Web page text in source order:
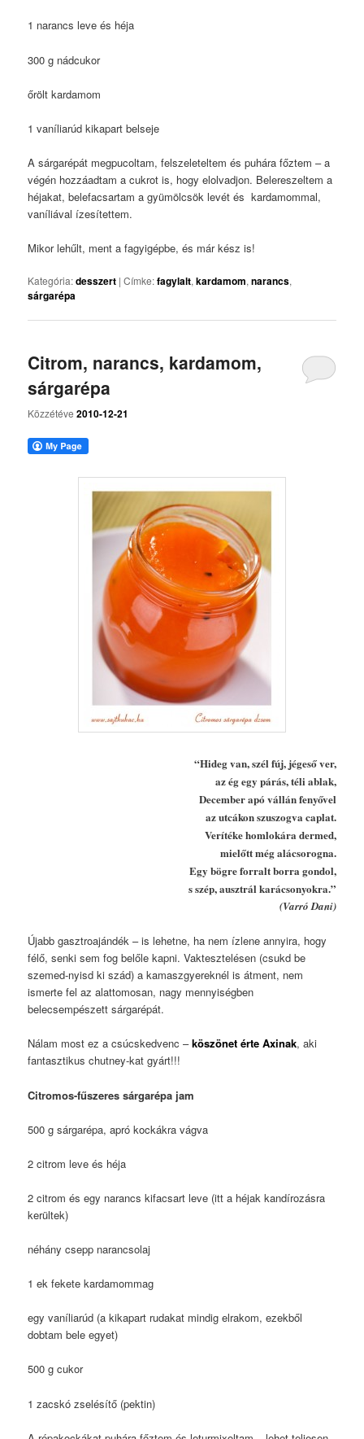
1 narancs leve és héja
300 g nádcukor
őrölt kardamom
1 vaníliarúd kikapart belseje
A sárgarépát megpucoltam, felszeleteltem és puhára főztem – a
végén hozzáadtam a cukrot is, hogy elolvadjon. Belereszeltem a
héjakat, belefacsartam a gyümölcsök levét és kardamommal,
vaníliával ízesítettem.
Mikor lehűlt, ment a fagyigépbe, és már kész is!
Kategória:desszert |Címke:fagylalt,kardamom,narancs,
sárgarépa
Citrom, narancs, kardamom,
sárgarépa
Közzétéve2010-12-21
“Hideg van, szél fúj, jégeső ver,
az ég egy párás, téli ablak,
December apó vállán fenyővel
az utcákon szuszogva caplat.
Verítéke homlokára dermed,
mielőtt még alácsorogna.
Egy bögre forralt borra gondol,
s szép, ausztrál karácsonyokra.”
(Varró Dani)
Újabb gasztroajándék – is lehetne, ha nem ízlene annyira, hogy
félő, senki sem fog belőle kapni. Vaktesztelésen (csukd be
szemed-nyisd ki szád) a kamaszgyereknél is átment, nem
ismerte fel az alattomosan, nagy mennyiségben
belecsempészett sárgarépát.
Nálam most ez a csúcskedvenc –köszönet érte Axinak, aki
fantasztikus chutney-kat gyárt!!!
Citromos-fűszeres sárgarépa jam
500 g sárgarépa, apró kockákra vágva
2 citrom leve és héja
2 citrom és egy narancs kifacsart leve (itt a héjak kandírozásra
kerültek)
néhány csepp narancsolaj
1 ek fekete kardamommag
egy vaníliarúd (a kikapart rudakat mindig elrakom, ezekből
dobtam bele egyet)
500 g cukor
1 zacskó zselésítő (pektin)